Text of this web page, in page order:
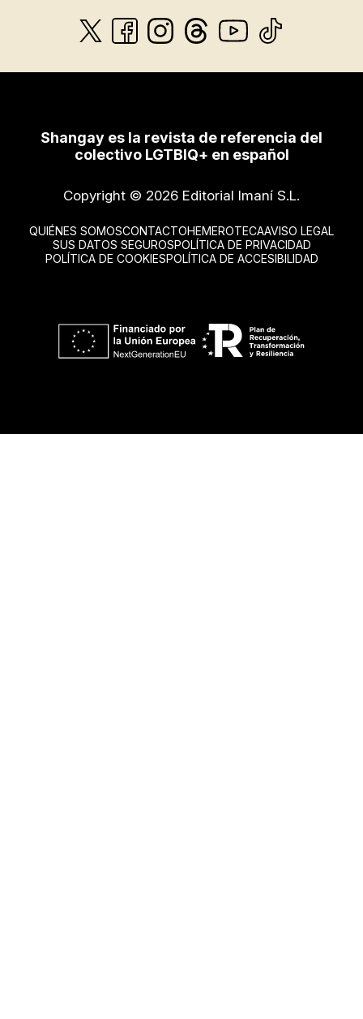
Shangay es la revista de referencia del
colectivo LGTBIQ+ en español
Copyright © 2026 Editorial Imaní S.L.
QUIÉNES SOMOSCONTACTOHEMEROTECAAVISO LEGAL
SUS DATOS SEGUROSPOLÍTICA DE PRIVACIDAD
POLÍTICA DE COOKIESPOLÍTICA DE ACCESIBILIDAD